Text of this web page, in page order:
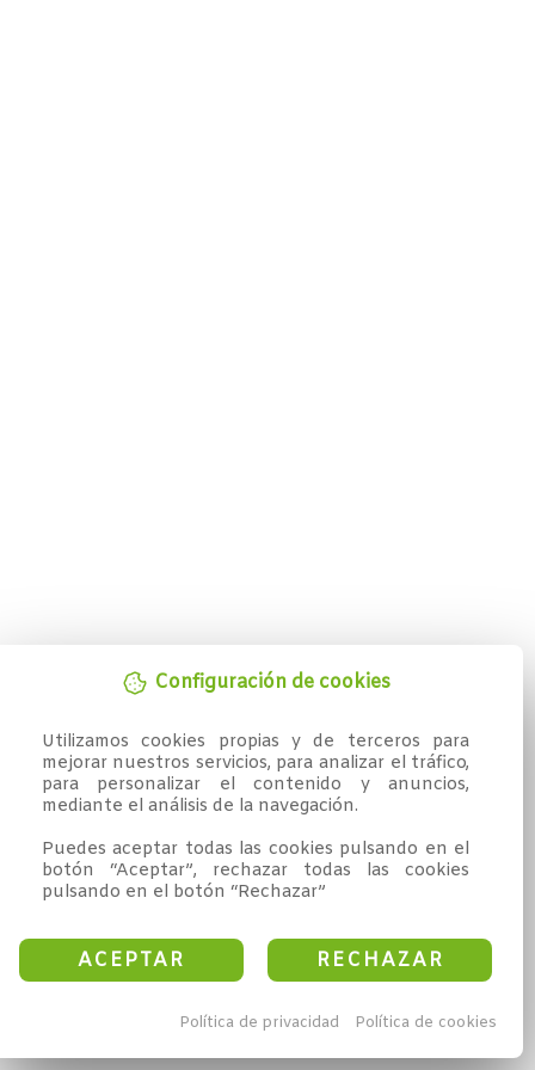
Configuración de cookies
Utilizamos cookies propias y de terceros para
mejorar nuestros servicios, para analizar el tráfico,
para personalizar el contenido y anuncios,
mediante el análisis de la navegación.
Puedes aceptar todas las cookies pulsando en el
botón “Aceptar”, rechazar todas las cookies
pulsando en el botón “Rechazar”
ACEPTAR RECHAZAR
Política de privacidad Política de cookies